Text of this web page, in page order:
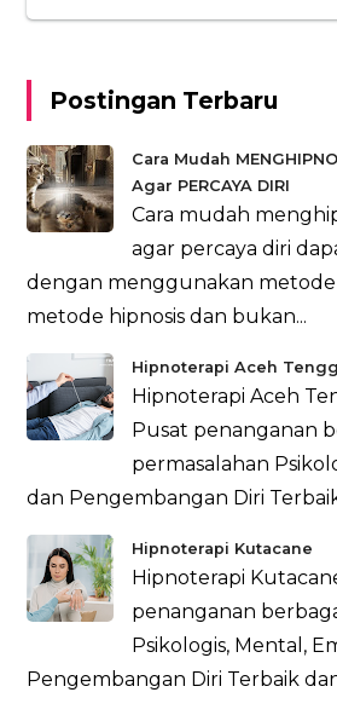
Postingan Terbaru
Cara Mudah
Agar PERCAYA DIRI
Cara mudah
agar percaya diri
dengan menggunakan metode
metode hipnosis dan bukan...
Hipnoterapi Aceh
Hipnoterapi Aceh
Pusat penanganan
permasalahan
dan Pengembangan Diri
Hipnoterapi Kutacane
Hipnoterapi
penanganan
Psikologis, Mental,
Pengembangan Diri Terbaik